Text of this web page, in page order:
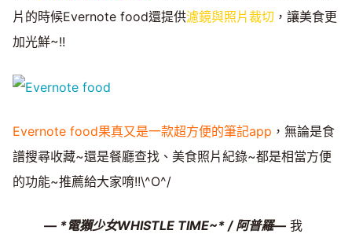
片的時候Evernote food還提供濾鏡與照片裁切 ，讓美食更
加光鮮~!!
Evernote food果真又是一款超方便的筆記app ，無論是食
譜搜尋收藏~還是餐廳查找、美食照片紀錄~都是相當方便
的功能~推薦給大家唷!!\^O^/
— *電獺少女WHISTLE TIME~* / 阿普羅—我